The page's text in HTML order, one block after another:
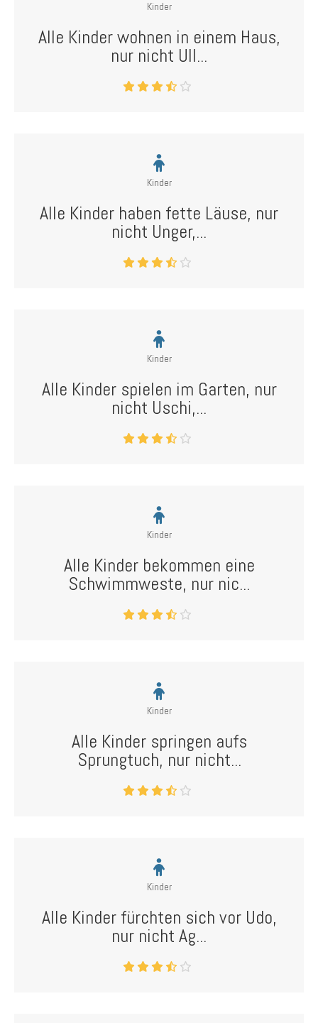
Kinder
Alle Kinder wohnen in einem Haus,
nur nicht Ull...
Kinder
Alle Kinder haben fette Läuse, nur
nicht Unger,...
Kinder
Alle Kinder spielen im Garten, nur
nicht Uschi,...
Kinder
Alle Kinder bekommen eine
Schwimmweste, nur nic...
Kinder
Alle Kinder springen aufs
Sprungtuch, nur nicht...
Kinder
Alle Kinder fürchten sich vor Udo,
nur nicht Ag...